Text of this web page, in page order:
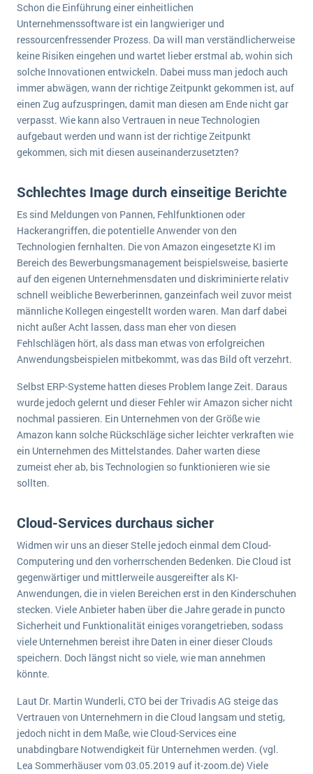
Landwirtschaft
Maschinenbau
Medien
NGO
Lebensmittelindustrie
Logistik
Produktion
Services
Textil und Mode
Vermietung
Versorgung
ERP Wissenszentrum
Ein WMS implementieren: Das sind die 6
wichtigsten Punkte, die es zu beachten gilt
Service Level Agreements (SLA) und ERP: Was muss man wissen?
ERP-Software für Abfallentsorger
Digitale Arbeitsaufträge in Ihrem ERP- oder FSM-System: clever und effizient
MEHR ÜBER ERP-SOFTWARE
ERP News
SAP übernimmt Reltio für eine bessere
Datenintegration
Die „SaaSpocalypse“: Was ist das und was bedeutet es für die Zukunft von Unternehmenssoftware?
SAP investiert mit zwei strategischen Übernahmen in Enterprise-KI
NACHRICHTENARCHIV
Schon die Einführung einer einheitlichen
Unternehmenssoftware ist ein langwieriger und
ressourcenfressender Prozess. Da will man verständlicherweise
keine Risiken eingehen und wartet lieber erstmal ab, wohin sich
solche Innovationen entwickeln. Dabei muss man jedoch auch
immer abwägen, wann der richtige Zeitpunkt gekommen ist, auf
einen Zug aufzuspringen, damit man diesen am Ende nicht gar
verpasst. Wie kann also Vertrauen in neue Technologien
aufgebaut werden und wann ist der richtige Zeitpunkt
gekommen, sich mit diesen auseinanderzusetzten?
Schlechtes Image durch einseitige Berichte
Es sind Meldungen von Pannen, Fehlfunktionen oder
Hackerangriffen, die potentielle Anwender von den
Technologien fernhalten. Die von Amazon eingesetzte KI im
Bereich des Bewerbungsmanagement beispielsweise, basierte
auf den eigenen Unternehmensdaten und diskriminierte relativ
schnell weibliche Bewerberinnen, ganzeinfach weil zuvor meist
männliche Kollegen eingestellt worden waren. Man darf dabei
nicht außer Acht lassen, dass man eher von diesen
Fehlschlägen hört, als dass man etwas von erfolgreichen
Anwendungsbeispielen mitbekommt, was das Bild oft verzehrt.
Selbst ERP-Systeme hatten dieses Problem lange Zeit. Daraus
wurde jedoch gelernt und dieser Fehler wir Amazon sicher nicht
nochmal passieren. Ein Unternehmen von der Größe wie
Amazon kann solche Rückschläge sicher leichter verkraften wie
ein Unternehmen des Mittelstandes. Daher warten diese
zumeist eher ab, bis Technologien so funktionieren wie sie
sollten.
Cloud-Services durchaus sicher
Widmen wir uns an dieser Stelle jedoch einmal dem Cloud-
Computering und den vorherrschenden Bedenken. Die Cloud ist
gegenwärtiger und mittlerweile ausgereifter als KI-
Anwendungen, die in vielen Bereichen erst in den Kinderschuhen
stecken. Viele Anbieter haben über die Jahre gerade in puncto
Sicherheit und Funktionalität einiges vorangetrieben, sodass
viele Unternehmen bereist ihre Daten in einer dieser Clouds
speichern. Doch längst nicht so viele, wie man annehmen
könnte.
Laut Dr. Martin Wunderli, CTO bei der Trivadis AG steige das
Vertrauen von Unternehmern in die Cloud langsam und stetig,
jedoch nicht in dem Maße, wie Cloud-Services eine
unabdingbare Notwendigkeit für Unternehmen werden. (vgl.
Lea Sommerhäuser vom 03.05.2019 auf it-zoom.de) Viele